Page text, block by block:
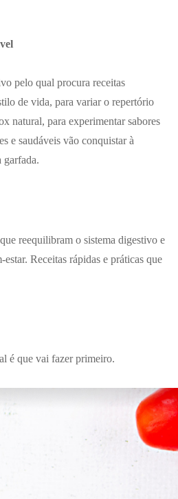
pelo qual procura receitas
de vida, para variar o repertório
natural, para experimentar sabores
e saudáveis vão conquistar à
garfada.
reequilibram o sistema digestivo e
Receitas rápidas e práticas que
é que vai fazer primeiro.